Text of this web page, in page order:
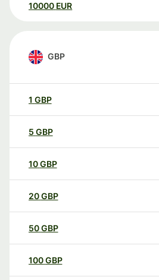
10000 EUR
GBP
1 GBP
5 GBP
10GBP
20GBP
50GBP
100GBP